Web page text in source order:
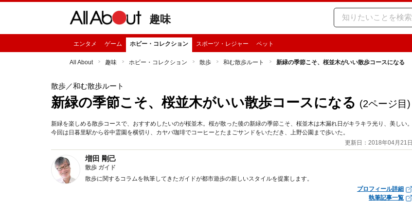
趣味
エンタメ ゲーム ホビー・コレクション スポーツ・レジャー ペット
All About 趣味 ホビー・コレクション 散歩 和む散歩ルート 新緑の季節こそ、桜並木がいい散歩コースになる
散歩／和む散歩ルート
新緑の季節こそ、桜並木がいい散歩コースになる (2ページ目)
新緑を楽しめる散歩コースで、おすすめしたいのが桜並木。桜が散った後の新緑の季節こそ、桜並木は木漏れ日がキラキラ光り、美しい。
今回は日暮里駅から谷中霊園を横切り、カヤバ珈琲でコーヒーとたまごサンドをいただき、上野公園まで歩いた。
更新日：2018年04月21日
増田 剛己
散歩 ガイド
散歩に関するコラムを執筆してきたガイドが都市遊歩の新しいスタイルを提案します。
プロフィール詳細
執筆記事一覧